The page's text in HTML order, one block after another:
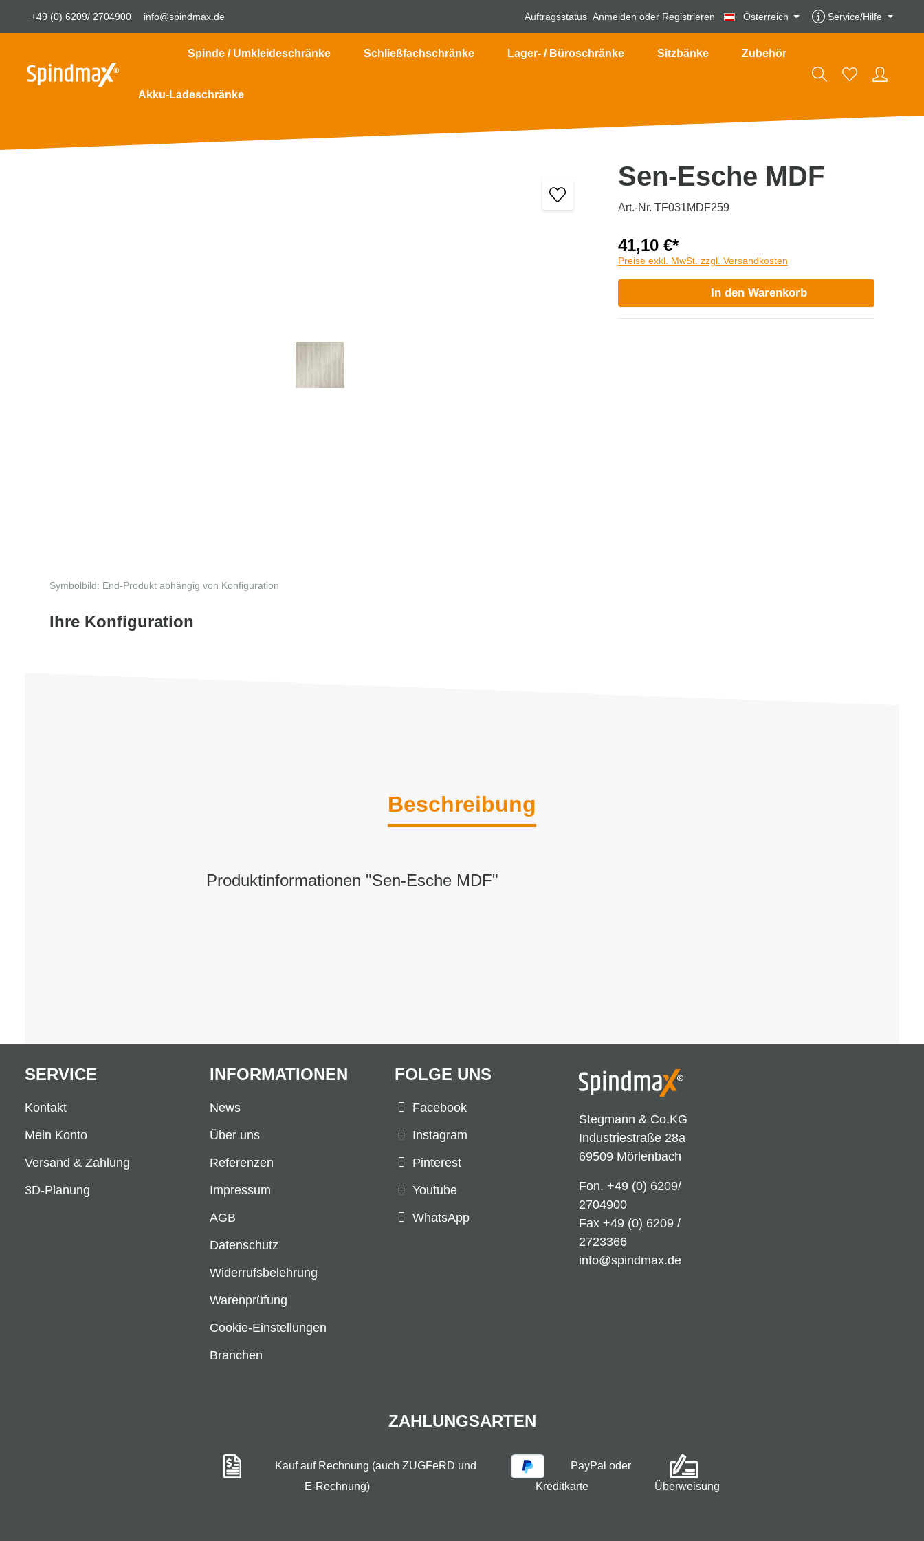
+49 (0) 6209/ 2704900 info@spindmax.de Auftragsstatus Anmelden oder Registrieren Österreich Service/Hilfe
Spinde / Umkleideschränke Schließfachschränke Lager- / Büroschränke Sitzbänke Zubehör
Akku-Ladeschränke
Symbolbild: End-Produkt abhängig von Konfiguration
Ihre Konfiguration
Sen-Esche MDF
Art.-Nr. TF031MDF259
41,10 €*
Preise exkl. MwSt. zzgl. Versandkosten
In den Warenkorb
Beschreibung
Produktinformationen "Sen-Esche MDF"
Stegmann & Co.KG
Industriestraße 28a
69509 Mörlenbach
Fon. +49 (0) 6209/
2704900
Fax +49 (0) 6209 /
2723366
info@spindmax.de
FOLGE UNS
Facebook
Instagram
Pinterest
Youtube
WhatsApp
SERVICE
Kontakt
Mein Konto
Versand & Zahlung
3D-Planung
INFORMATIONEN
News
Über uns
Referenzen
Impressum
AGB
Datenschutz
Widerrufsbelehrung
Warenprüfung
Cookie-Einstellungen
Branchen
ZAHLUNGSARTEN
Kauf auf Rechnung (auch ZUGFeRD und
E-Rechnung)
PayPal oder
Kreditkarte
Überweisung